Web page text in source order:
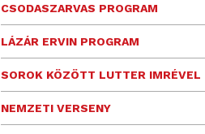
CSODASZARVAS PROGRAM
LÁZÁR ERVIN PROGRAM
SOROK KÖZÖTT LUTTER IMRÉVEL
NEMZETI VERSENY